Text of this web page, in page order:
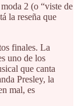
2 (o “viste de
la reseña que
finales. La
uno de los
que canta
Presley, la
mal, es